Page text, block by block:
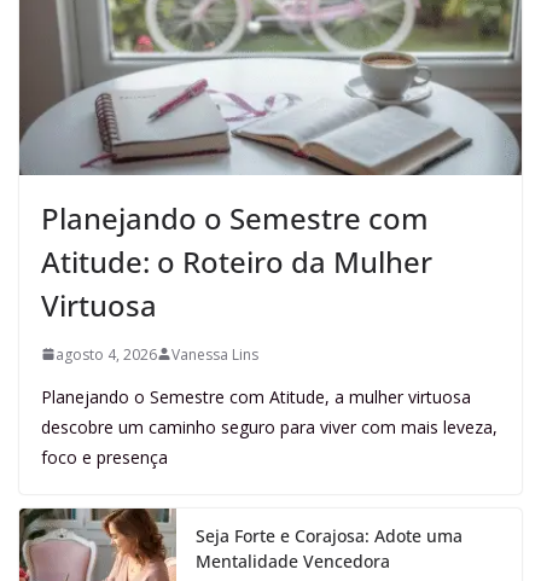
Planejando o Semestre com
Atitude: o Roteiro da Mulher
Virtuosa
agosto 4, 2026 Vanessa Lins
Planejando o Semestre com Atitude, a mulher virtuosa
descobre um caminho seguro para viver com mais leveza,
foco e presença
Seja Forte e Corajosa: Adote uma
Mentalidade Vencedora